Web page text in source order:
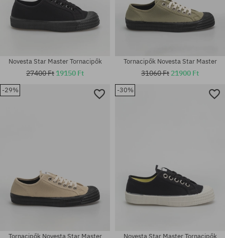
Novesta Star Master Tornacipők
27400 Ft 19150 Ft
Tornacipők Novesta Star Master
31060 Ft 21900 Ft
-29%
Tornacipők Novesta Star Master
-30%
Novesta Star Master Tornacipők